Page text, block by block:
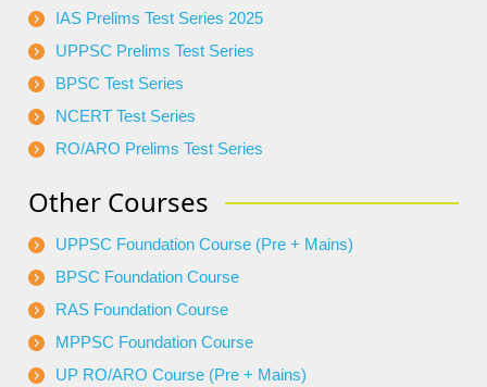
IAS Prelims Test Series 2025
UPPSC Prelims Test Series
BPSC Test Series
NCERT Test Series
RO/ARO Prelims Test Series
Other Courses
UPPSC Foundation Course (Pre + Mains)
BPSC Foundation Course
RAS Foundation Course
MPPSC Foundation Course
UP RO/ARO Course (Pre + Mains)